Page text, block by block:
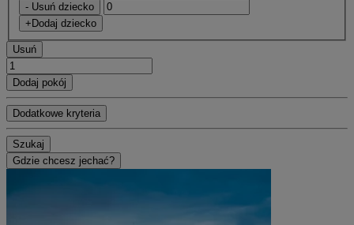
- Usuń dziecko
+Dodaj dziecko
Usuń
Dodaj pokój
Dodatkowe kryteria
Szukaj
Gdzie chcesz jechać?